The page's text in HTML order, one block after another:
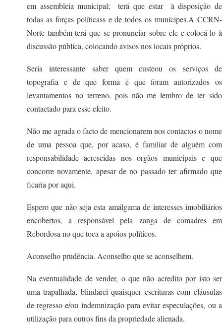
em assembleia municipal; terá que estar à disposição de
todas as forças políticass e de todos os munícipes.A CCRN-
Norte também terá que se pronunciar sobre ele e colocá-lo à
discussão pública, colocando avisos nos locais próprios.
Seria interessante saber quem custeou os serviços de
topografia e de que forma é que foram autorizados os
levantamentos no terreno, pois não me lembro de ter sido
contactado para esse efeito.
Não me agrada o facto de mencionarem nos contactos o nome
de uma pessoa que, por acaso, é familiar de alguém com
responsabilidade acrescidas nos orgãos municipais e que
concorre novamente, apesar de no passado ter afirmado que
ficaria por aqui.
Espero que não seja esta amálgama de interesses imobiliários
encobertos, a responsável pela zanga de comadres em
Rebordosa no que toca a apoios políticos.
Aconselho prudência. Aconselho que se aconselhem.
Na eventualidade de vender, o que não acredito por isto ser
uma trapalhada, blindarei quaisquer escrituras com cláusulas
de regresso e/ou indemnização para evitar especulações, ou a
utilização para outros fins da propriedade alienada.